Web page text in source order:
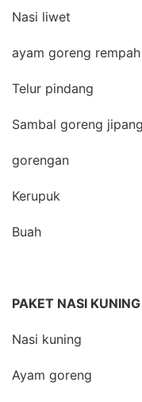
Nasi liwet
ayam goreng rempah
Telur pindang
Sambal goreng jipang
gorengan
Kerupuk
Buah
PAKET NASI
Nasi kuning
Ayam goreng